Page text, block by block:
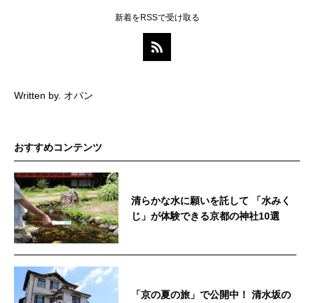
新着をRSSで受け取る
Written by. オパン
おすすめコンテンツ
清らかな水に願いを託して 「水みく
じ」が体験できる京都の神社10選
「京の夏の旅」で公開中！ 清水坂の